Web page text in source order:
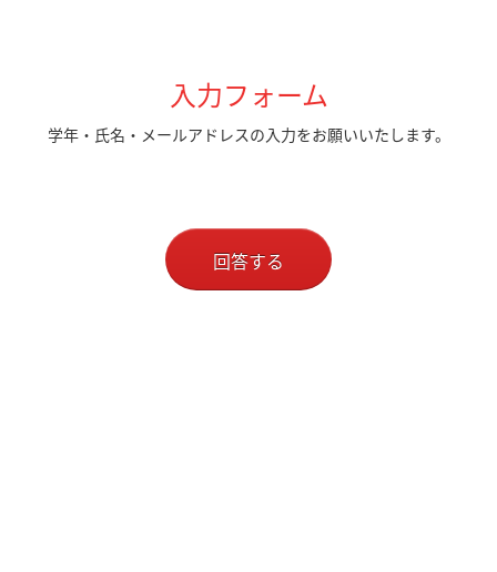
入力フォーム
学年・氏名・メールアドレスの入力をお願いいたします。
回答する